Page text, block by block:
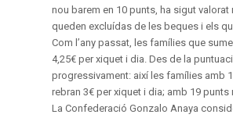
nou barem en 10 punts, ha sigut
queden excluídas de les beques i els
Com l’any passat, les famílies que
4,25€ per xiquet i dia. Des de la
progressivament: així les famílies amb
rebran 3€ per xiquet i dia; amb 19
La Confederació Gonzalo Anaya